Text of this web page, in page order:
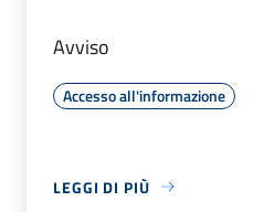
Avviso
Accesso all'informazione
LEGGI DI PIÙ